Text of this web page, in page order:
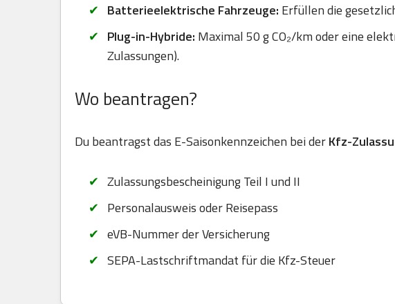
Batterieelektrische Fahrzeuge: Erfüllen die
Plug-in-Hybride: Maximal 50 g CO₂/km oder eine
Zulassungen).
Wo beantragen?
Du beantragst das E-Saisonkennzeichen bei derKfz-
Zulassungsbescheinigung Teil I und II
Personalausweis oder Reisepass
eVB-Nummer der Versicherung
SEPA-Lastschriftmandat für die Kfz-Steuer